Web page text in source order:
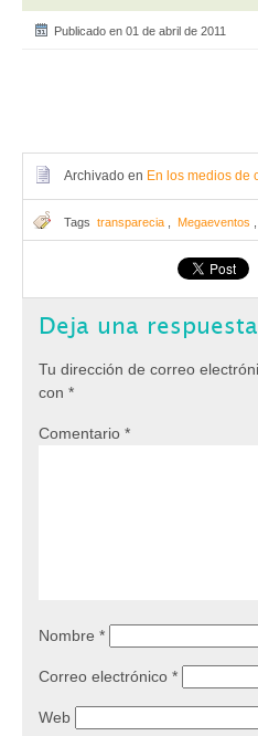
Publicado en 01 de abril de 2011
Archivado en En los medios de
Tags transparecia Megaeventos
Deja una respuesta
Tu dirección de correo
con *
Comentario *
Nombre *
Correo electrónico *
Web